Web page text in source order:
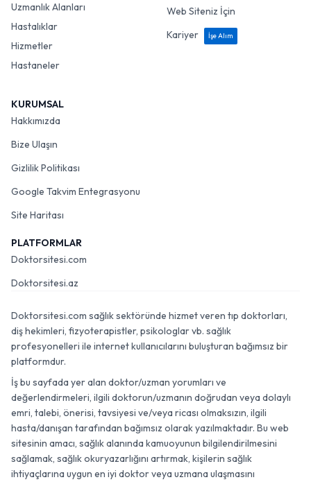
Uzmanlık Alanları
Hastalıklar
Hizmetler
Hastaneler
Web Siteniz İçin
Kariyer
İşe Alım
KURUMSAL
Hakkımızda
Bize Ulaşın
Gizlilik Politikası
Google Takvim Entegrasyonu
Site Haritası
PLATFORMLAR
Doktorsitesi.com
Doktorsitesi.az
Doktorsitesi.com sağlık sektöründe hizmet veren tıp doktorları,
diş hekimleri, fizyoterapistler, psikologlar vb. sağlık
profesyonelleri ile internet kullanıcılarını buluşturan bağımsız bir
platformdur.
İş bu sayfada yer alan doktor/uzman yorumları ve
değerlendirmeleri, ilgili doktorun/uzmanın doğrudan veya dolaylı
emri, talebi, önerisi, tavsiyesi ve/veya ricası olmaksızın, ilgili
hasta/danışan tarafından bağımsız olarak yazılmaktadır. Bu web
sitesinin amacı, sağlık alanında kamuoyunun bilgilendirilmesini
sağlamak, sağlık okuryazarlığını artırmak, kişilerin sağlık
ihtiyaçlarına uygun en iyi doktor veya uzmana ulaşmasını